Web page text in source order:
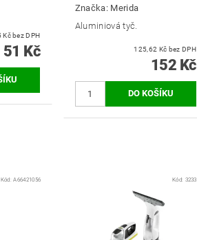
42,15 Kč bez DPH
51 Kč
Značka: Merida
Aluminiová tyč.
125,62 Kč bez DPH
152 Kč
Kód:A66421056 Kód: 3233